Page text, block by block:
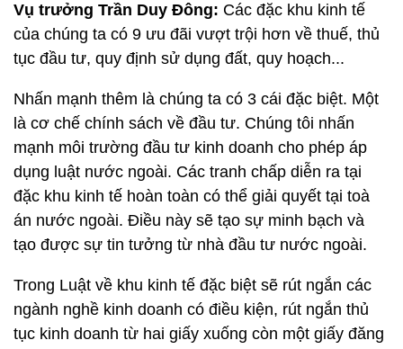
Vụ trưởng Trần Duy Đông: Các đặc khu kinh tế
của chúng ta có 9 ưu đãi vượt trội hơn về thuế, thủ
tục đầu tư, quy định sử dụng đất, quy hoạch...
Nhấn mạnh thêm là chúng ta có 3 cái đặc biệt. Một
là cơ chế chính sách về đầu tư. Chúng tôi nhấn
mạnh môi trường đầu tư kinh doanh cho phép áp
dụng luật nước ngoài. Các tranh chấp diễn ra tại
đặc khu kinh tế hoàn toàn có thể giải quyết tại toà
án nước ngoài. Điều này sẽ tạo sự minh bạch và
tạo được sự tin tưởng từ nhà đầu tư nước ngoài.
Trong Luật về khu kinh tế đặc biệt sẽ rút ngắn các
ngành nghề kinh doanh có điều kiện, rút ngắn thủ
tục kinh doanh từ hai giấy xuống còn một giấy đăng